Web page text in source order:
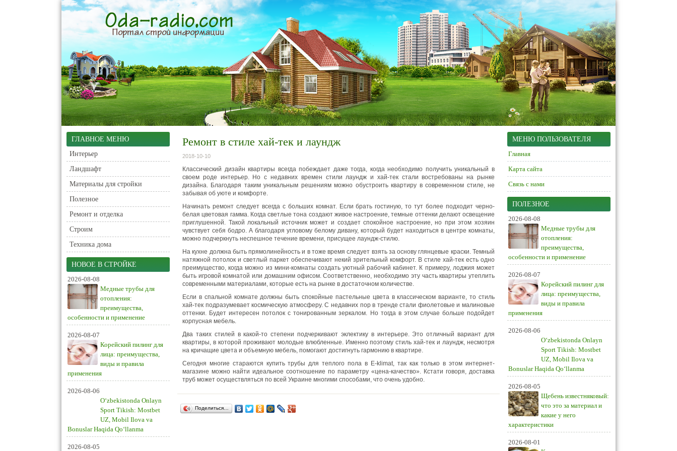
ГЛАВНОЕ МЕНЮ
Интерьер
Ландшафт
Материалы для стройки
Полезное
Ремонт и отделка
Строим
Техника дома
НОВОЕ В СТРОЙКЕ
2026-08-08
Медные трубы для
отопления:
преимущества,
особенности и применение
2026-08-07
Корейский пилинг для
лица: преимущества,
виды и правила
применения
2026-08-06
O‘zbekistonda Onlayn
Sport Tikish: Mostbet
UZ, Mobil Ilova va
Bonuslar Haqida Qo‘llanma
2026-08-05
Ремонт в стиле хай-тек и лаундж
2018-10-10
Классический дизайн квартиры всегда побеждает даже тогда, когда необходимо получить уникальный в
своем роде интерьер.Но с недавних времен стили лаундж и хай-тек стали востребованы на рынке
дизайна. Благодаря таким уникальным решениям можно обустроить квартиру в современном стиле, не
забывая об уюте и комфорте.
Начинать ремонт следует всегда с больших комнат. Если брать гостиную, то тут более подходит черно-
белая цветовая гамма. Когда светлые тона создают живое настроение, темные оттенки делают освещение
приглушенной. Такой локальный источник может и создает спокойное настроение, но при этом хозяин
чувствует себя бодро. А благодаря угловому белому дивану, который будет находиться в центре комнаты,
можно подчеркнуть неспешное течение времени, присущее лаундж-стилю.
На кухне должна быть прямолинейность и в тоже время следует взять за основу глянцевые краски. Темный
натяжной потолок и светлый паркет обеспечивают некий зрительный комфорт. В стиле хай-тек есть одно
преимущество, когда можно из мини-комнаты создать уютный рабочий кабинет. К примеру, лоджия может
быть игровой комнатой или домашним офисом. Соответственно, необходимо эту часть квартиры утеплить
современными материалами, которые есть на рынке в достаточном количестве.
Если в спальной комнате должны быть спокойные пастельные цвета в классическом варианте, то стиль
хай-тек подразумевает космическую атмосферу. С недавних пор в тренде стали фиолетовые и малиновые
оттенки. Будет интересен потолок с тонированным зеркалом. Но тогда в этом случае больше подойдет
корпусная мебель.
Два таких стилей в какой-то степени подчеркивают эклектику в интерьере. Это отличный вариант для
квартиры, в которой проживают молодые влюбленные. Именно поэтому стиль хай-тек и лаундж, несмотря
на кричащие цвета и объемную мебель, помогают достигнуть гармонию в квартире.
Сегодня многие стараются купить трубы для теплого пола в E-klimat, так как только в этом интернет-
магазине можно найти идеальное соотношение по параметру «цена-качество». Кстати говоря, доставка
труб может осуществляться по всей Украине многими способами, что очень удобно.
Поделиться…
МЕНЮ ПОЛЬЗОВАТЕЛЯ
Главная
Карта сайта
Связь с нами
ПОЛЕЗНОЕ
2026-08-08
Медные трубы для
отопления:
преимущества,
особенности и применение
2026-08-07
Корейский пилинг для
лица: преимущества,
виды и правила
применения
2026-08-06
O‘zbekistonda Onlayn
Sport Tikish: Mostbet
UZ, Mobil Ilova va
Bonuslar Haqida Qo‘llanma
2026-08-05
Щебень известняковый:
что это за материал и
какие у него
характеристики
2026-08-01